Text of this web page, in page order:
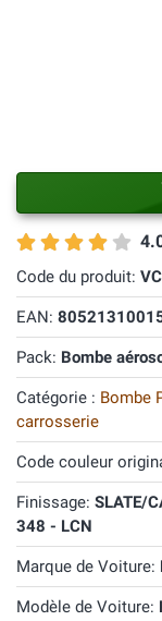
Code du produit:
EAN:
Pack: Bombe
Catégorie : Bombe
carrosserie
Code couleur
Finissage: SLATE/
348 - LCN
Marque de Voiture:
Modèle de Voiture: